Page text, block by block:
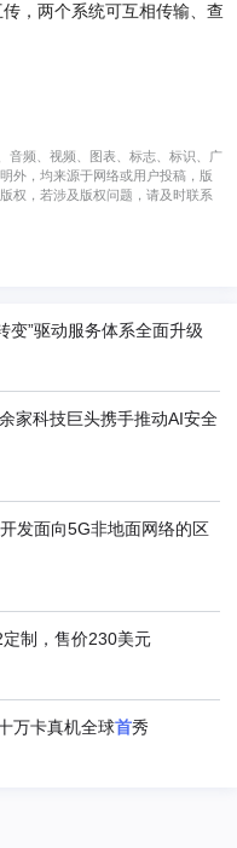
，两个系统可互相传输、查
音频、视频、图表、标志、标识、广
外，均来源于网络或用户投稿，版
权，若涉及版权问题，请及时联系
变”驱动服务体系全面升级
家科技巨头携手推动AI安全
开发面向5G非地面网络的区
制，售价230美元
万卡真机全球首秀